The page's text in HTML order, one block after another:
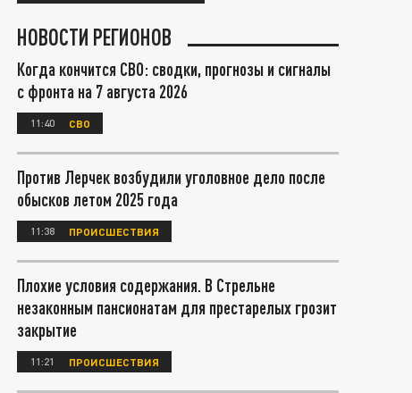
НОВОСТИ РЕГИОНОВ
Когда кончится СВО: сводки, прогнозы и сигналы
с фронта на 7 августа 2026
11:40 СВО
Против Лерчек возбудили уголовное дело после
обысков летом 2025 года
11:38 ПРОИСШЕСТВИЯ
Плохие условия содержания. В Стрельне
незаконным пансионатам для престарелых грозит
закрытие
11:21 ПРОИСШЕСТВИЯ